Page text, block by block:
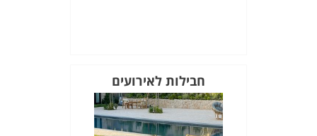
חבילות לאירועים